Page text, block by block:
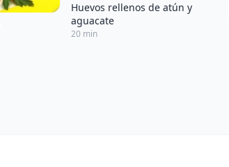
Huevos rellenos de atún y
aguacate
20 min